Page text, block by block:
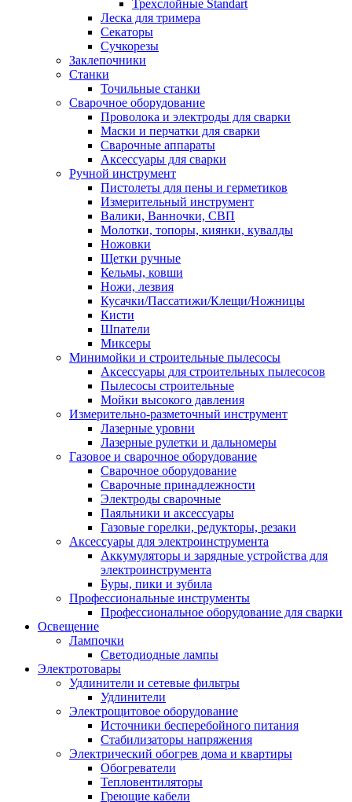
Трехслойные Standart
Леска для тримера
Секаторы
Сучкорезы
Заклепочники
Станки
Точильные станки
Сварочное оборудование
Проволока и электроды для сварки
Маски и перчатки для сварки
Сварочные аппараты
Аксессуары для сварки
Ручной инструмент
Пистолеты для пены и герметиков
Измерительный инструмент
Валики, Ванночки, СВП
Молотки, топоры, киянки, кувалды
Ножовки
Щетки ручные
Кельмы, ковши
Ножи, лезвия
Кусачки/Пассатижи/Клещи/Ножницы
Кисти
Шпатели
Миксеры
Минимойки и строительные пылесосы
Аксессуары для строительных пылесосов
Пылесосы строительные
Мойки высокого давления
Измерительно-разметочный инструмент
Лазерные уровни
Лазерные рулетки и дальномеры
Газовое и сварочное оборудование
Сварочное оборудование
Сварочные принадлежности
Электроды сварочные
Паяльники и аксессуары
Газовые горелки, редукторы, резаки
Аксессуары для электроинструмента
Аккумуляторы и зарядные устройства для
электроинструмента
Буры, пики и зубила
Профессиональные инструменты
Профессиональное оборудование для сварки
Освещение
Лампочки
Светодиодные лампы
Электротовары
Удлинители и сетевые фильтры
Удлинители
Электрощитовое оборудование
Источники бесперебойного питания
Стабилизаторы напряжения
Электрический обогрев дома и квартиры
Обогреватели
Тепловентиляторы
Греющие кабели